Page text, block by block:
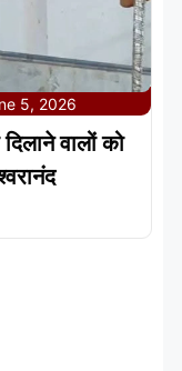
5, 2026
दिलाने वालों को